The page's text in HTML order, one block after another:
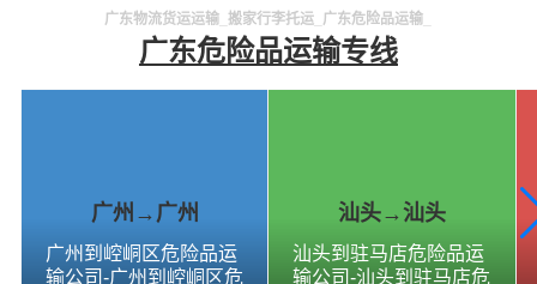
广东物流货运运输_搬家行李托运_广东危险品运输_
广东危险品运输专线
广州→广州
广州到崆峒区危险品运
输公司-广州到崆峒区危
汕头→汕头
汕头到驻马店危险品运
输公司-汕头到驻马店危